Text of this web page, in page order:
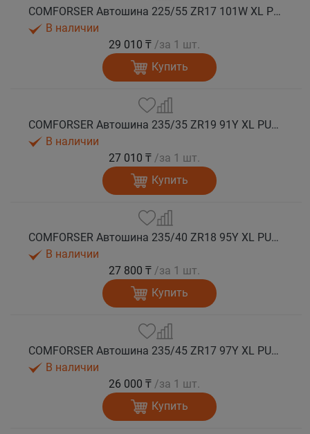
COMFORSER Автошина 225/55 ZR17 101W XL PURESPEED лето
В наличии
29 010 ₸ /за 1 шт.
Купить
COMFORSER Автошина 235/35 ZR19 91Y XL PURESPEED лето
В наличии
27 010 ₸ /за 1 шт.
Купить
COMFORSER Автошина 235/40 ZR18 95Y XL PURESPEED лето
В наличии
27 800 ₸ /за 1 шт.
Купить
COMFORSER Автошина 235/45 ZR17 97Y XL PURESPEED лето
В наличии
26 000 ₸ /за 1 шт.
Купить